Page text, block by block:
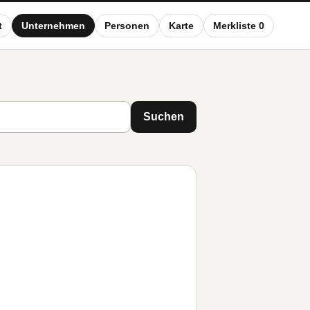
Unternehmen Personen Karte Merkliste 0
Suchen